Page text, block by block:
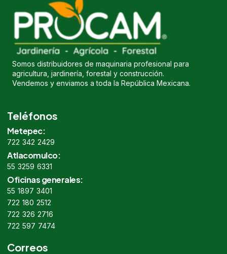
Somos distribuidores de maquinaria profesional para
agricultura, jardinería, forestal y construcción.
Vendemos y enviamos a toda la República Mexicana.
Teléfonos
Metepec:
722 342 2429
Atlacomulco:
55 3259 6331
Oficinas generales:
55 1897 3401
722 180 2512
722 326 2716
722 597 7474
Correos